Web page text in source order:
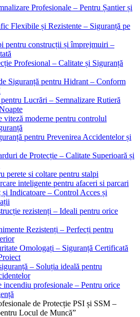
Profesionale – Pentru Șantier și
Flexibile și Rezistente – Siguranță pe
pentru construcții și împrejmuiri –
Profesional – Calitate și Siguranță
Siguranță pentru Hidrant – Conform
Lucrări – Semnalizare Rutieră
viteză moderne pentru controlul
pentru Prevenirea Accidentelor și
de Protecție – Calitate Superioară și
perete si coltare pentru stalpi
inteligente pentru afaceri si parcari
Indicatoare – Control Acces și
rezistenți – Ideali pentru orice
Rezistenți – Perfecți pentru
Omologați – Siguranță Certificată
– Soluția ideală pentru
incendiu profesionale – Pentru orice